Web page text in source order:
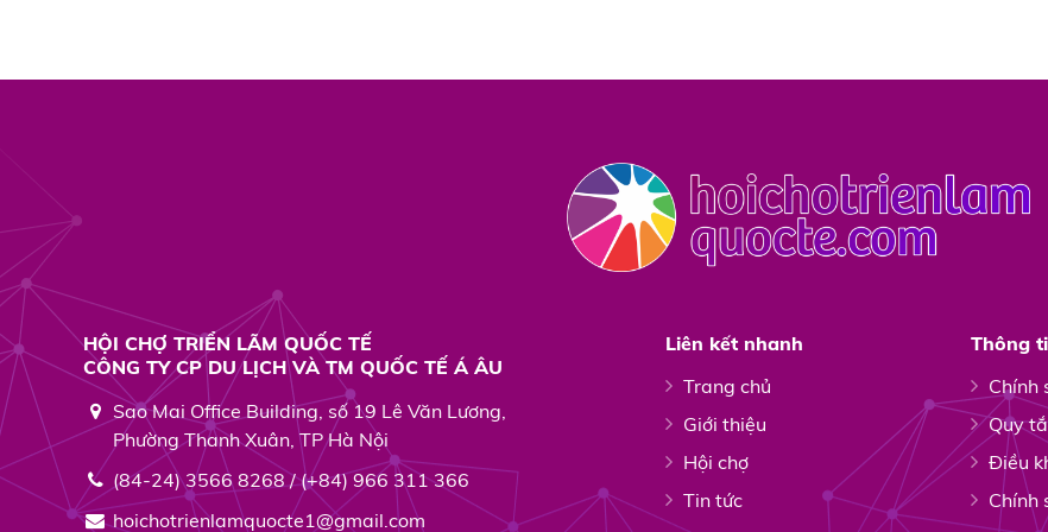
HỘI CHỢ TRIỂN LÃM QUỐC TẾ
CÔNG TY CP DU LỊCH VÀ TM QUỐC TẾ Á ÂU
Sao Mai Office Building, số 19 Lê Văn Lương,
Phường Thanh Xuân, TP Hà Nội
(84-24) 3566 8268 / (+84) 966 311 366
hoichotrienlamquocte1@gmail.com
Liên kết nhanh
Trang chủ
Giới thiệu
Hội chợ
Tin tức
Thông
Chính
Quy
Điều
Chính